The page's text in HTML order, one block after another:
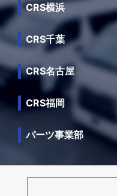
CRS横浜
CRS千葉
CRS名古屋
CRS福岡
パーツ事業部